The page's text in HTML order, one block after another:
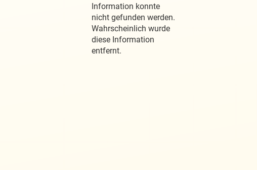
Information konnte
nicht gefunden werden.
Wahrscheinlich wurde
diese Information
entfernt.